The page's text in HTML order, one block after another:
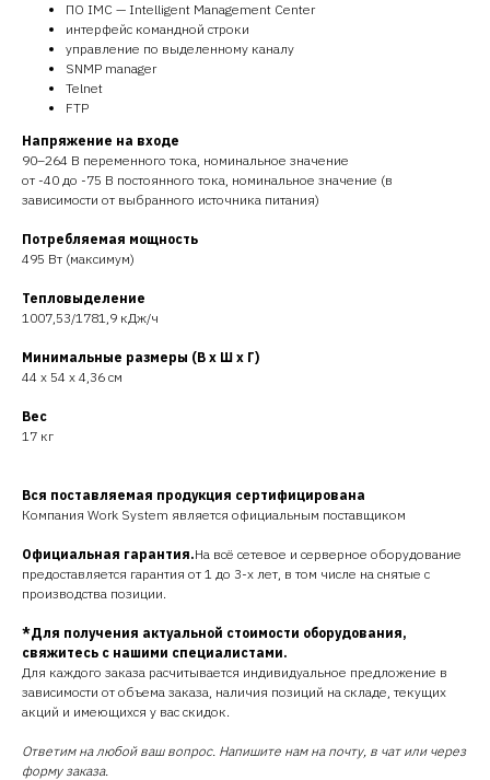
ПО IMC — Intelligent Management Center
интерфейс командной строки
управление по выделенному каналу
SNMP manager
Telnet
FTP
Напряжение на входе
90–264 В переменного тока, номинальное значение
от -40 до -75 В постоянного тока, номинальное значение (в
зависимости от выбранного источника питания)
Потребляемая мощность
495 Вт (максимум)
Тепловыделение
1007,53/1781,9 кДж/ч
Минимальные размеры (В x Ш x Г)
44 x 54 x 4,36 см
Вес
17 кг
Вся поставляемая продукция сертифицирована
Компания Work System является официальным поставщиком
Официальная гарантия.На всё сетевое и серверное оборудование
предоставляется гарантия от 1 до 3-х лет, в том числе на снятые с
производства позиции.
*Для получения актуальной стоимости оборудования,
свяжитесь с нашими специалистами.
Для каждого заказа расчитывается индивидуальное предложение в
зависимости от объема заказа, наличия позиций на складе, текущих
акций и имеющихся у вас скидок.
Ответим на любой ваш вопрос. Напишите нам на почту, в чат или через
форму заказа.